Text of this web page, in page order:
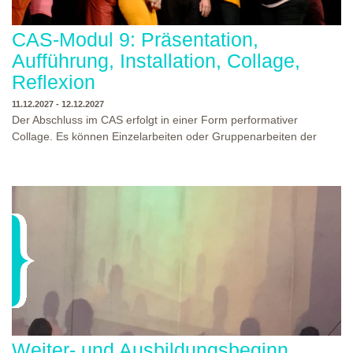
CAS-Modul 9: Präsentation,
Aufführung, Installation, Collage,
Reflexion
11.12.2027 - 12.12.2027
Der Abschluss im CAS erfolgt in einer Form performativer
Collage. Es können Einzelarbeiten oder Gruppenarbeiten der
Ausbildungsprogramm zu erleben. Die Studierenden des
oder Präsentation. Wir freuen uns über Begegnungen und
Gespräche an der performativen Collage.
WO?